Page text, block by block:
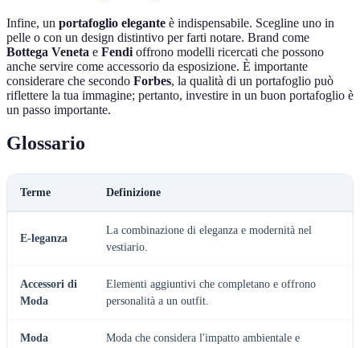
Infine, un portafoglio elegante è indispensabile. Scegline uno in
pelle o con un design distintivo per farti notare. Brand come
Bottega Veneta e Fendi offrono modelli ricercati che possono
anche servire come accessorio da esposizione. È importante
considerare che secondo Forbes, la qualità di un portafoglio può
riflettere la tua immagine; pertanto, investire in un buon portafoglio è
un passo importante.
Glossario
Terme Definizione
E-leganza
La combinazione di eleganza e modernità nel
vestiario.
Accessori di
Moda
Elementi aggiuntivi che completano e offrono
personalità a un outfit.
Moda
Moda che considera l'impatto ambientale e